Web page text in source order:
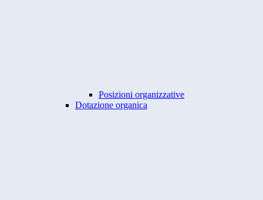
Posizioni organizzative
Dotazione organica